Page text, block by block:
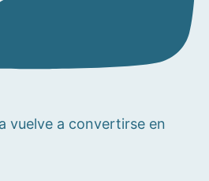
vuelve a convertirse en